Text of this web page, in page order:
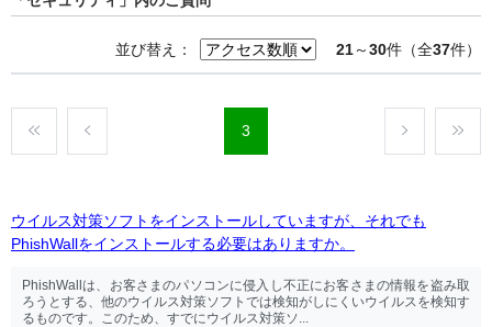
並び替え： 21～30件（全37件）
3
ウイルス対策ソフトをインストールしていますが、それでも
PhishWallをインストールする必要はありますか。
PhishWallは、お客さまのパソコンに侵入し不正にお客さまの情報を盗み取
ろうとする、他のウイルス対策ソフトでは検知がしにくいウイルスを検知す
るものです。このため、すでにウイルス対策ソ...